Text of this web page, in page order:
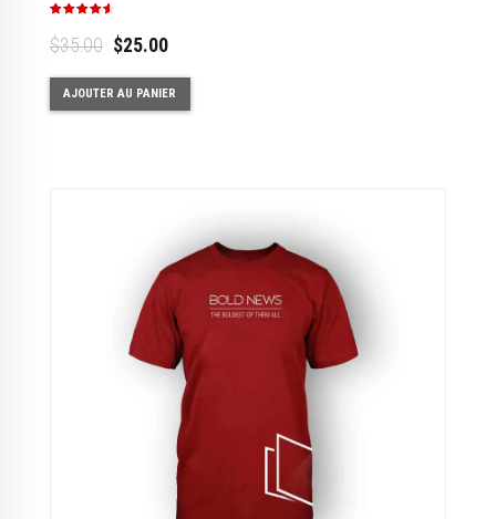
Note
sur 5
$35.00 $25.00
AJOUTER AU PANIER